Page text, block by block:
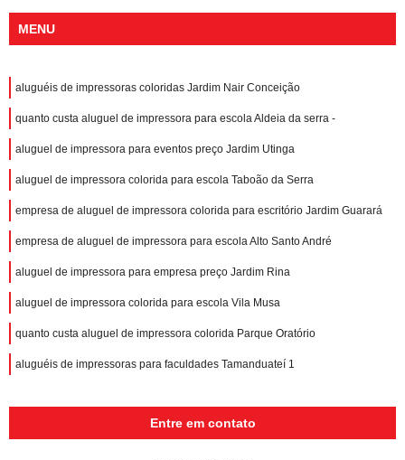
MENU
aluguéis de impressoras coloridas Jardim Nair Conceição
quanto custa aluguel de impressora para escola Aldeia da serra -
aluguel de impressora para eventos preço Jardim Utinga
aluguel de impressora colorida para escola Taboão da Serra
empresa de aluguel de impressora colorida para escritório Jardim Guarará
empresa de aluguel de impressora para escola Alto Santo André
aluguel de impressora para empresa preço Jardim Rina
aluguel de impressora colorida para escola Vila Musa
quanto custa aluguel de impressora colorida Parque Oratório
aluguéis de impressoras para faculdades Tamanduateí 1
Entre em contato